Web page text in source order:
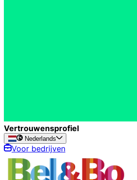
Vertrouwensprofiel
Nederlands
Voor bedrijven